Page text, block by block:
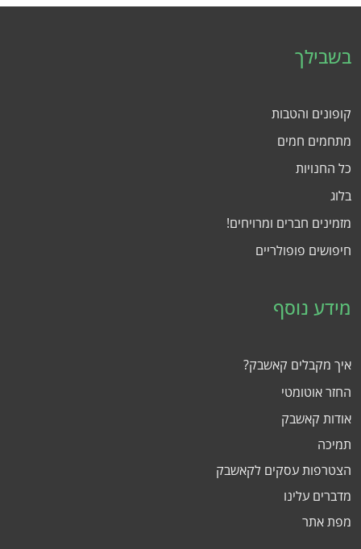
בשבילך
קופונים והטבות
מתחמים חמים
כל החנויות
בלוג
מזמינים חברים ומרויחים!
חיפושים פופולריים
מידע נוסף
איך מקבלים קאשבק?
החזר אוטומטי
אודות קאשבק
תמיכה
הצטרפות עסקים לקאשבק
מדברים עלינו
מפת אתר